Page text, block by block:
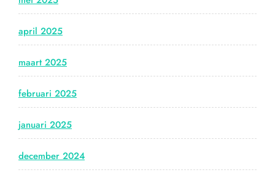
april 2025
maart 2025
februari 2025
januari 2025
december 2024